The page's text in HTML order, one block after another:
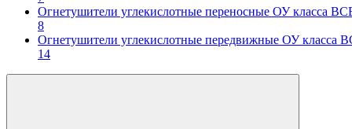
Огнетушители углекислотные переносные ОУ класса
8
Огнетушители углекислотные передвижные ОУ класса
14